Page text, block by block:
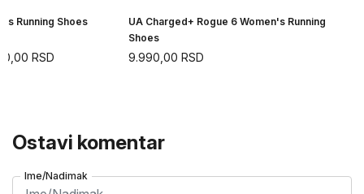
Running Shoes
RSD
UA Charged+ Rogue 6 Women's Running
Shoes
9.990,00 RSD
Ostavi komentar
Ime/Nadimak